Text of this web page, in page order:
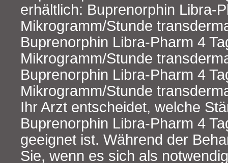
erhältlich: Buprenorphin Libra-
Mikrogramm/Stunde
Buprenorphin Libra-Pharm 4
Mikrogramm/Stunde
Buprenorphin Libra-Pharm 4
Mikrogramm/Stunde
Ihr Arzt entscheidet, welche
Buprenorphin Libra-Pharm 4
geeignet ist. Während der
Sie, wenn es sich als